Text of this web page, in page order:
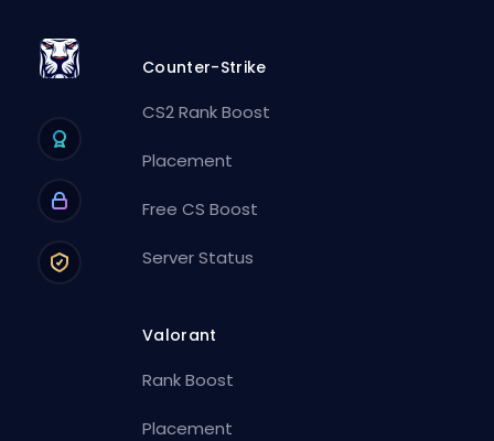
Counter-Strike
CS2 Rank Boost
Placement
Free CS Boost
Server Status
Valorant
Rank Boost
Placement